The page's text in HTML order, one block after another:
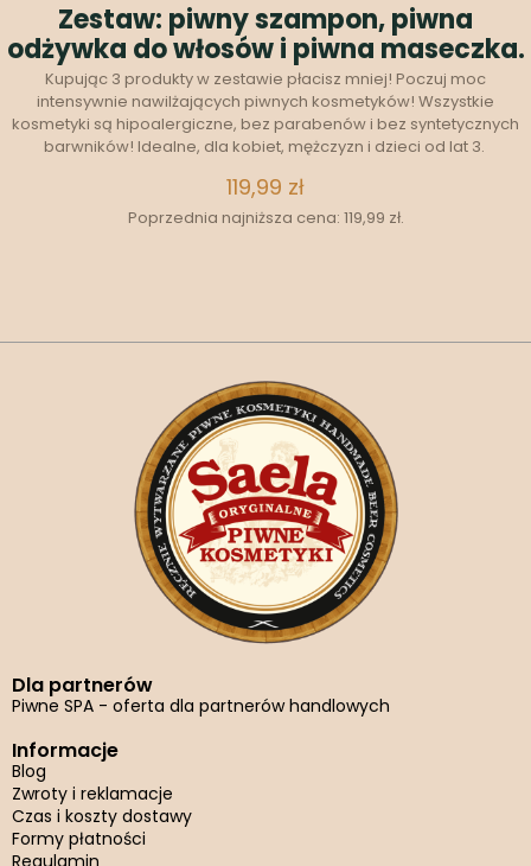
Zestaw: piwny szampon, piwna
odżywka do włosów i piwna maseczka.
Kupując 3 produkty w zestawie płacisz mniej! Poczuj moc
intensywnie nawilżających piwnych kosmetyków! Wszystkie
kosmetyki są hipoalergiczne, bez parabenów i bez syntetycznych
barwników! Idealne, dla kobiet, mężczyzn i dzieci od lat 3.
119,99 zł
Poprzednia najniższa cena: 119,99 zł.
Dla partnerów
Piwne SPA - oferta dla partnerów handlowych
Informacje
Blog
Zwroty i reklamacje
Czas i koszty dostawy
Formy płatności